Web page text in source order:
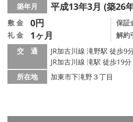
メールでお問い合わせ
築年月 平成13年3月 (築26
敷 金 0円
礼 金 1ヶ月
保証
解約
交 通
JR加古川線 滝野駅 徒歩9
JR加古川線 滝駅 徒歩19分
所在地
加東市下滝野３丁目